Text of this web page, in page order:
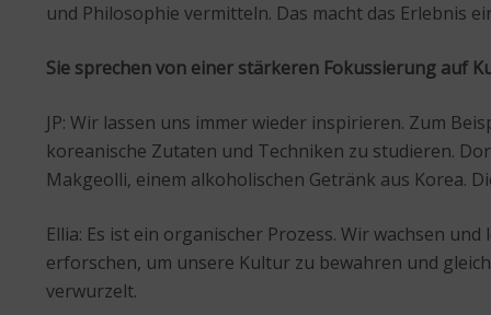
und Philosophie vermitteln. Das macht das Erlebnis
Sie sprechen von einer stärkeren Fokussierung auf
JP: Wir lassen uns immer wieder inspirieren. Zum
koreanische Zutaten und Techniken zu studieren.
Makgeolli, einem alkoholischen Getränk aus Korea.
Ellia: Es ist ein organischer Prozess. Wir wachsen
erforschen, um unsere Kultur zu bewahren und
verwurzelt.